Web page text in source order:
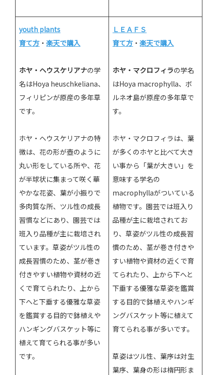
youth plants
育て方 ・楽天で購入
ホヤ・ヘウスケリアナの学
名はHoya heuschkeliana、
フィリピンが原産の多年草
です。
ホヤ・ヘウスケリアナの特
徴は、花の形が壺のように
丸い形をしている所や、花
が半球状に集まって咲く華
やかな花姿、葉が小振りで
多肉質な所、ツル性の成長
習慣などにあり、園芸では
班入り品種が主に栽培され
ています。草姿がツル性の
成長習慣のため、茎が巻き
付きやすい植物や資材の近
くで育てられたり、上から
下へと下垂する優雅な草姿
を鑑賞する目的で鉢植えや
ハンギングバスケット等に
植えて育てられる事が多い
です。
ＬＥＡＦＳ
育て方 ・楽天で購入
ホヤ・マクロフィラの学名
はHoya macrophylla、ボ
ルネオ島が原産の多年草で
す。
ホヤ・マクロフィラは、葉
が多くのホヤと比べて大き
い事から「葉が大きい」を
意味する学名の
macrophyllaがついている
植物です。園芸では班入り
品種が主に栽培されてお
り、草姿がツル性の成長習
慣のため、茎が巻き付きや
すい植物や資材の近くで育
てられたり、上から下へと
下垂する優雅な草姿を鑑賞
する目的で鉢植えやハンギ
ングバスケット等に植えて
育てられる事が多いです。
草姿はツル性、葉序は対生
葉序、葉身の形は楕円形ま